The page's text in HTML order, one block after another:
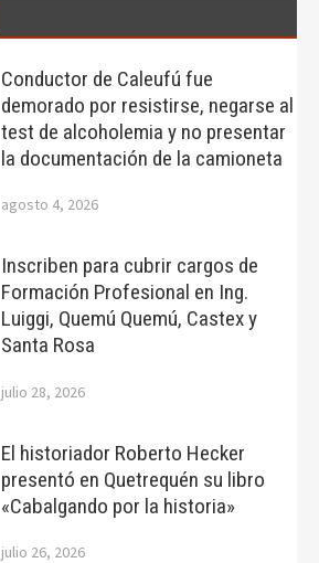
Conductor de Caleufú fue
demorado por resistirse, negarse al
test de alcoholemia y no presentar
la documentación de la camioneta
agosto 4, 2026
Inscriben para cubrir cargos de
Formación Profesional en Ing.
Luiggi, Quemú Quemú, Castex y
Santa Rosa
julio 28, 2026
El historiador Roberto Hecker
presentó en Quetrequén su libro
«Cabalgando por la historia»
julio 26, 2026